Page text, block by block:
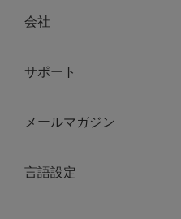
会社
サポート
メールマガジン
言語設定